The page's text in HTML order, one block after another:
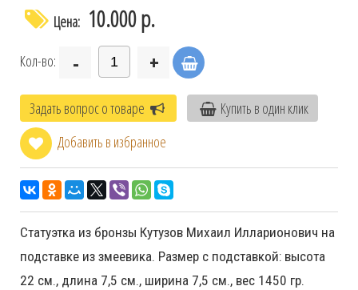
Цена: 10.000 р.
Кол-во: - +
Задать вопрос о товаре
Купить в один клик
Добавить в избранное
Статуэтка из бронзы Кутузов Михаил Илларионович на
подставке из змеевика. Размер с подставкой: высота
22 см., длина 7,5 см., ширина 7,5 см., вес 1450 гр.